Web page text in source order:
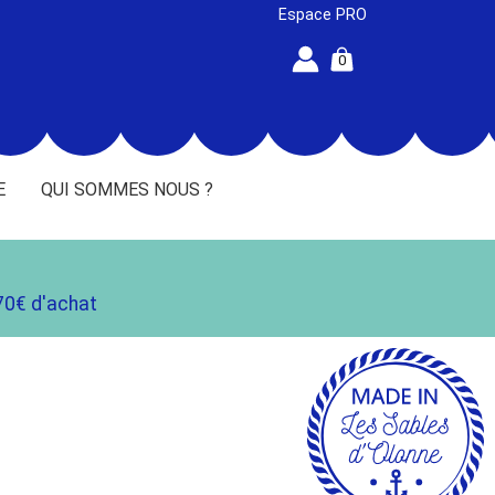
Espace PRO
0
QUI SOMMES NOUS ?
d'achat